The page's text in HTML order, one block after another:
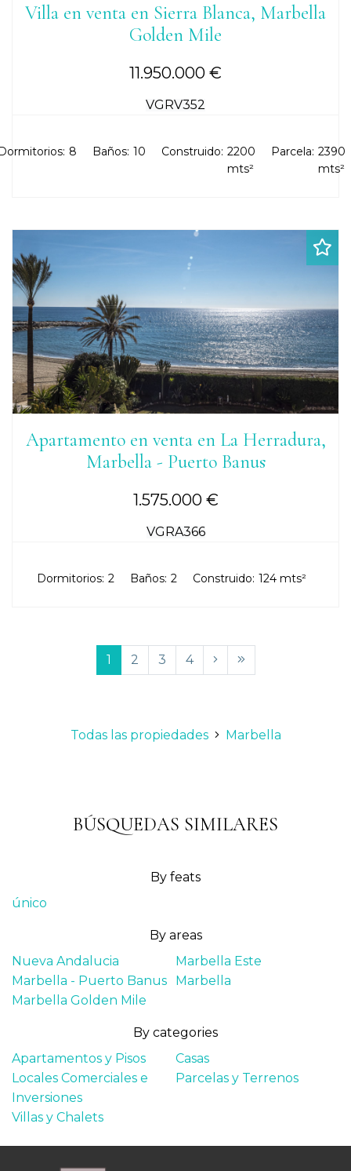
11.950.000 €
VGRV352
Villa en venta en Sierra Blanca, Marbella
Golden Mile
8 Baños: 10 Construido: 2200
mts²
Parcela: 2390
mts²
1.575.000 €
VGRA366
Apartamento en venta en La Herradura,
Marbella - Puerto Banus
Dormitorios: 2 Baños: 2 Construido: 124 mts²
1 2 3 4
Todas las propiedades Marbella
BÚSQUEDAS SIMILARES
By feats
único
By areas
Nueva Andalucia
Marbella Este
Marbella - Puerto Banus
Marbella
Marbella Golden Mile
By categories
Apartamentos y Pisos
Casas
Locales Comerciales e
Inversiones
Parcelas y Terrenos
Villas y Chalets